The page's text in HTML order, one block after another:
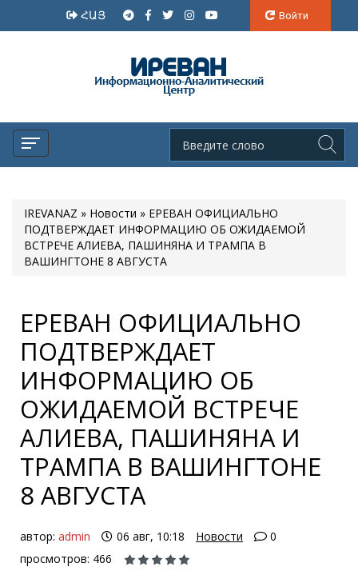
ՀԱՅ Войти
IREVANAZ » Новости » ЕРЕВАН ОФИЦИАЛЬНО
ПОДТВЕРЖДАЕТ ИНФОРМАЦИЮ ОБ ОЖИДАЕМОЙ
ВСТРЕЧЕ АЛИЕВА, ПАШИНЯНА И ТРАМПА В
ВАШИНГТОНЕ 8 АВГУСТА
ЕРЕВАН ОФИЦИАЛЬНО
ПОДТВЕРЖДАЕТ
ИНФОРМАЦИЮ ОБ
ОЖИДАЕМОЙ ВСТРЕЧЕ
АЛИЕВА, ПАШИНЯНА И
ТРАМПА В ВАШИНГТОНЕ
8 АВГУСТА
автор: admin 06 авг, 10:18 Новости
0
просмотров: 466